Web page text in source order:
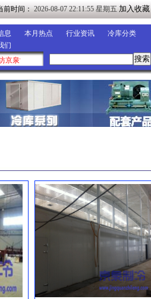
前时间：2026-08-07 22:11:55 星期五 加入收藏
息 本月热点 行业资讯
冷库分类
们
京泉制冷设备有限公司◀